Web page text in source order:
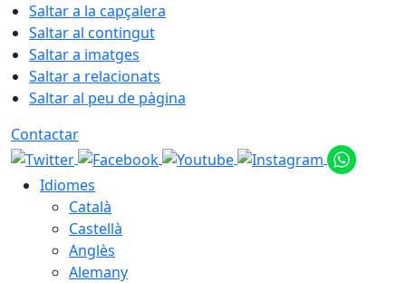
Saltar a la capçalera
Saltar al contingut
Saltar a imatges
Saltar a relacionats
Saltar al peu de pàgina
Contactar
Idiomes
Català
Castellà
Anglès
Alemany